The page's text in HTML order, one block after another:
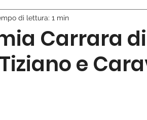
2020
Carrara
e
di lettura: 1 min